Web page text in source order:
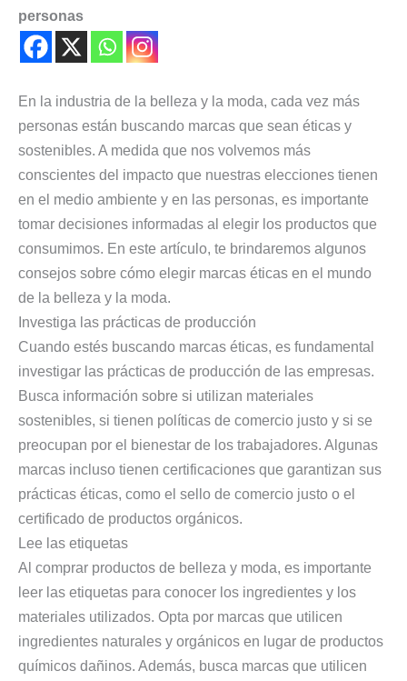
personas
En la industria de la belleza y la moda, cada vez más
personas están buscando marcas que sean éticas y
sostenibles. A medida que nos volvemos más
conscientes del impacto que nuestras elecciones tienen
en el medio ambiente y en las personas, es importante
tomar decisiones informadas al elegir los productos que
consumimos. En este artículo, te brindaremos algunos
consejos sobre cómo elegir marcas éticas en el mundo
de la belleza y la moda.
Investiga las prácticas de producción
Cuando estés buscando marcas éticas, es fundamental
investigar las prácticas de producción de las empresas.
Busca información sobre si utilizan materiales
sostenibles, si tienen políticas de comercio justo y si se
preocupan por el bienestar de los trabajadores. Algunas
marcas incluso tienen certificaciones que garantizan sus
prácticas éticas, como el sello de comercio justo o el
certificado de productos orgánicos.
Lee las etiquetas
Al comprar productos de belleza y moda, es importante
leer las etiquetas para conocer los ingredientes y los
materiales utilizados. Opta por marcas que utilicen
ingredientes naturales y orgánicos en lugar de productos
químicos dañinos. Además, busca marcas que utilicen